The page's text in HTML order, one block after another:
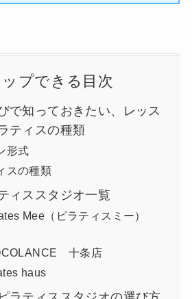
ップできる目次
で知っておきたい、レッス
ティスの種類
形式
スの種類
ィススタジオ一覧
Mee（ピラティスミー）
十条店
haus